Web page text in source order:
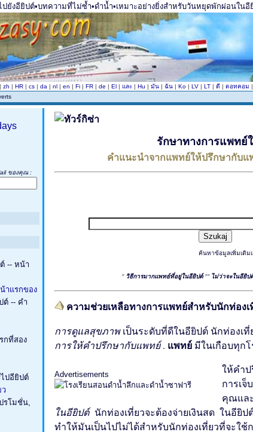
ปยังอียิปต์•บทความที่ไม่ซ้ำ•ดำน้ำ•เหมาะอย่างยิ่งสำหรับวันหยุดพักผ่อนใน
| zh | HR | cs | da | nl | en | Fi | FR | de | El | และ | Hu | มัน | ฉัน | Ko | LV | LT | ดี | ดอทคอม |
ของคุณ :
าแรกของ
ว
รักษาทางการแพทย์
คำแนะนำจากแพทย์ให้ปรึกษากับ
ค้นหาข้อมูลเพิ่มเติม
" วิธีการมากแพทย์ที่อยู่ในอียิปต์"" ไม่ว่าจะในอียิ
ความช่วยเหลือทางการแพทย์สำหรับนักท่องเ
การดูแลสุขภาพเป็นระดับที่ดีในอียิปต์ นักท่องเ
การให้คำปรึกษากับแพทย์. แพทย์ มีในเกือบทุก
Advertisements
ให้คำ
การเ
คุณแล
ในอียิปต์ นักท่องเที่ยวจะต้องจ่ายเงินสด ในอียิ
ทำให้มันเป็นไปไม่ได้สำหรับนักท่องเที่ยวที่จะ